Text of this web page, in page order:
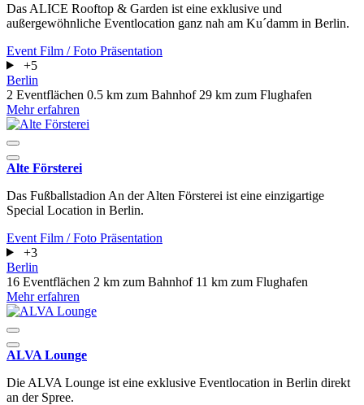
Das ALICE Rooftop & Garden ist eine exklusive und
außergewöhnliche Eventlocation ganz nah am Ku´damm in Berlin.
Event Film / Foto Präsentation
+5
Berlin
2 Eventflächen 0.5 km zum Bahnhof 29 km zum Flughafen
Mehr erfahren
Alte Försterei
Das Fußballstadion An der Alten Försterei ist eine einzigartige
Special Location in Berlin.
Event Film / Foto Präsentation
+3
Berlin
16 Eventflächen 2 km zum Bahnhof 11 km zum Flughafen
Mehr erfahren
ALVA Lounge
Die ALVA Lounge ist eine exklusive Eventlocation in Berlin direkt
an der Spree.